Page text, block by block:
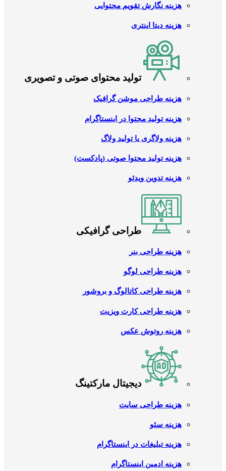
هزینه نگارش تقویم محتوایی
هزینه دیتا اینتری
تولید محتوای صوتی و تصویری
هزینه طراحی موشن گرافیک
هزینه تولید محتوا در اینستاگرام
هزینه ولاگری یا تولید ولاگ
هزینه تولید محتوا صوتی (پادکست)
هزینه تدوین ویدئو
طراحی گرافیکی
هزینه طراحی بنر
هزینه طراحی لوگو
هزینه طراحی کاتالوگ و بروشور
هزینه طراحی کارت ویزیت
هزینه روتوش عکس
دیجیتال مارکتینگ
هزینه طراحی سایت
هزینه سئو
هزینه تبلیغات در اینستاگرام
هزینه ادمین اینستاگرام